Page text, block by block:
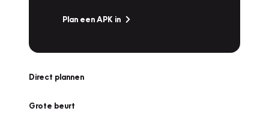
Plan een APK in
Direct plannen
Grote beurt